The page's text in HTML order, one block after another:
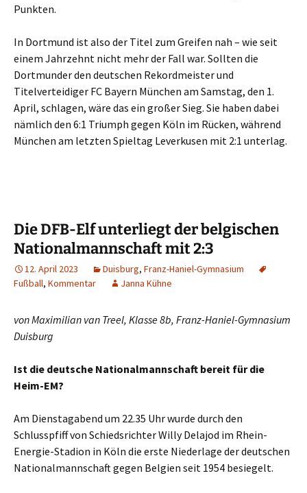
Punkten.
In Dortmund ist also der Titel zum Greifen nah – wie seit
einem Jahrzehnt nicht mehr der Fall war. Sollten die
Dortmunder den deutschen Rekordmeister und
Titelverteidiger FC Bayern München am Samstag, den 1.
April, schlagen, wäre das ein großer Sieg. Sie haben dabei
nämlich den 6:1 Triumph gegen Köln im Rücken, während
München am letzten Spieltag Leverkusen mit 2:1 unterlag.
Die DFB-Elf unterliegt der belgischen
Nationalmannschaft mit 2:3
12. April 2023 Duisburg, Franz-Haniel-Gymnasium
Fußball, Kommentar Janna Kühne
von Maximilian van Treel, Klasse 8b, Franz-Haniel-Gymnasium
Duisburg
Ist die deutsche Nationalmannschaft bereit für die
Heim-EM?
Am Dienstagabend um 22.35 Uhr wurde durch den
Schlusspfiff von Schiedsrichter Willy Delajod im Rhein-
Energie-Stadion in Köln die erste Niederlage der deutschen
Nationalmannschaft gegen Belgien seit 1954 besiegelt.